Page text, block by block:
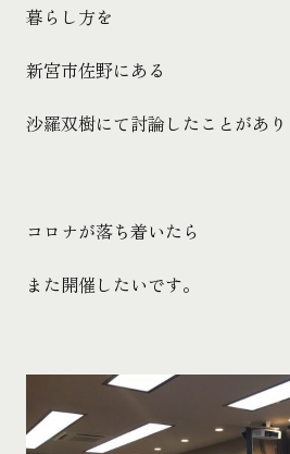
暮らし方を
新宮市佐野にある
沙羅双樹にて討論したことがあり
コロナが落ち着いたら
また開催したいです。